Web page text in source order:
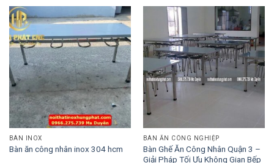
BÀN INOX
Bàn ăn công nhân inox 304 hcm
BÀN ĂN CÔNG NGHIỆP
Bàn Ghế Ăn Công Nhân Quận 3 –
Giải Pháp Tối Ưu Không Gian Bếp